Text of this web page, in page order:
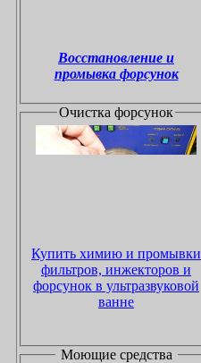
Восстановление и
промывка форсунок
Очистка форсунок
Купить химию и промывки
фильтров, инжекторов и
форсунок в ультразвуковой
ванне
Моющие средства